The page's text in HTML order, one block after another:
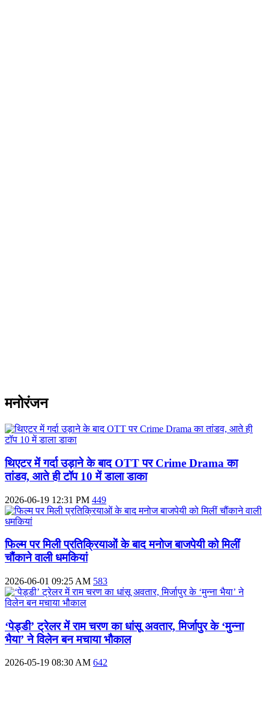
मनोरंजन
थिएटर में गर्दा उड़ाने के बाद OTT पर Crime Drama का
तांडव, आते ही टॉप 10 में डाला डाका
2026-06-19 12:31 PM 449
फिल्म पर मिली प्रतिक्रियाओं के बाद मनोज बाजपेयी को मिलीं
चौंकाने वाली धमकियां
2026-06-01 09:25 AM 583
‘पेड्डी’ ट्रेलर में राम चरण का धांसू अवतार, मिर्जापुर के ‘मुन्ना
भैया’ ने विलेन बन मचाया भौकाल
2026-05-19 08:30 AM 642